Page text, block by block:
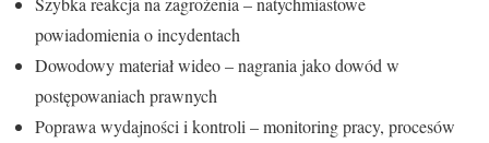
powiadomienia o incydentach
Dowodowy materiał wideo – nagrania jako dowód w
postępowaniach prawnych
Poprawa wydajności i kontroli – monitoring pracy, procesów